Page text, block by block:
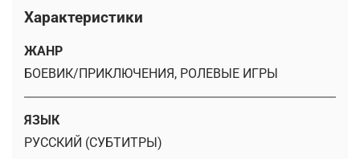
Характеристики
ЖАНР
БОЕВИК/ПРИКЛЮЧЕНИЯ, РОЛЕВЫЕ ИГРЫ
ЯЗЫК
РУССКИЙ (СУБТИТРЫ)